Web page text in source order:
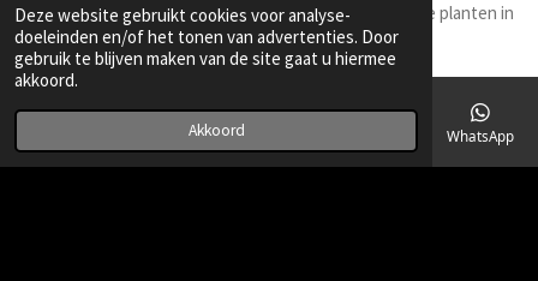
Deze website gebruikt cookies voor analyse-
doeleinden en/of het tonen van advertenties. Door
gebruik te blijven maken van de site gaat u hiermee
akkoord.
Akkoord
In alle soorten licht was deze het langs alleen waren alle planten in
het rode licht veel langer dan die in andere soorten.
©Heleen Hoekstra Technasium
Powered byJouwWeb
Telefoonnummer WhatsApp